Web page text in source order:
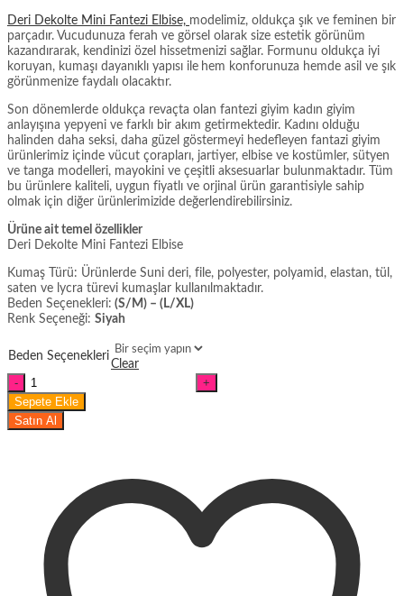
Deri Dekolte Mini Fantezi Elbise, modelimiz, oldukça şık ve feminen bir
parçadır. Vucudunuza ferah ve görsel olarak size estetik görünüm
kazandırarak, kendinizi özel hissetmenizi sağlar. Formunu oldukça iyi
koruyan, kumaşı dayanıklı yapısı ile hem konforunuza hemde asil ve şık
görünmenize faydalı olacaktır.
Son dönemlerde oldukça revaçta olan fantezi giyim kadın giyim
anlayışına yepyeni ve farklı bir akım getirmektedir. Kadını olduğu
halinden daha seksi, daha güzel göstermeyi hedefleyen fantazi giyim
ürünlerimiz içinde vücut çorapları, jartiyer, elbise ve kostümler, sütyen
ve tanga modelleri, mayokini ve çeşitli aksesuarlar bulunmaktadır. Tüm
bu ürünlere kaliteli, uygun fiyatlı ve orjinal ürün garantisiyle sahip
olmak için diğer ürünlerimizide değerlendirebilirsiniz.
Ürüne ait temel özellikler
Deri Dekolte Mini Fantezi Elbise
Kumaş Türü: Ürünlerde Suni deri, file, polyester, polyamid, elastan, tül,
saten ve lycra türevi kumaşlar kullanılmaktadır.
Beden Seçenekleri: (S/M) – (L/XL)
Renk Seçeneği: Siyah
Beden Seçenekleri
Clear
Deri
Dekolte
Mini
Fantezi
Sepete Ekle
Satın Al